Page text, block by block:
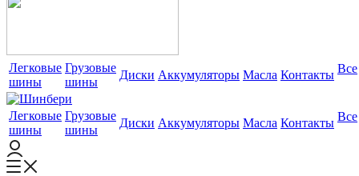
Легковые
шины
Грузовые
шины
Диски Аккумуляторы Масла Контакты Все
Легковые
шины
Грузовые
шины
Диски Аккумуляторы Масла Контакты Все